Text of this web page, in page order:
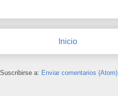
Inicio
Suscribirse a: Enviar comentarios (Atom)